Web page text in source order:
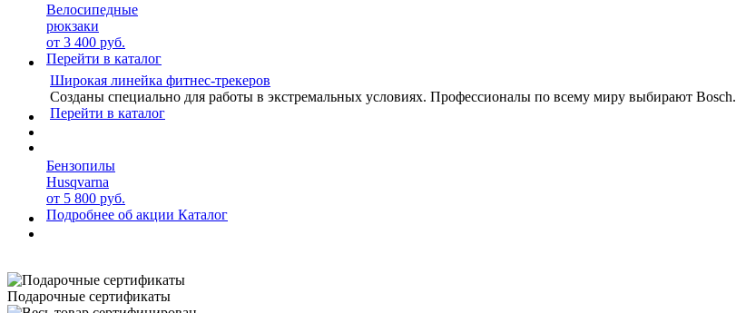
Велосипедные
рюкзаки
от 3 400 руб.
Перейти в каталог
Широкая линейка фитнес-трекеров
Созданы специально для работы в экстремальных условиях. Профессионалы по всему миру выбирают Bosch.
Перейти в каталог
Бензопилы
Husqvarna
от 5 800 руб.
Подробнее об акции Каталог
Подарочные сертификаты